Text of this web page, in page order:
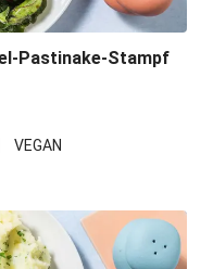
Pastinake-Stampf
VEGAN